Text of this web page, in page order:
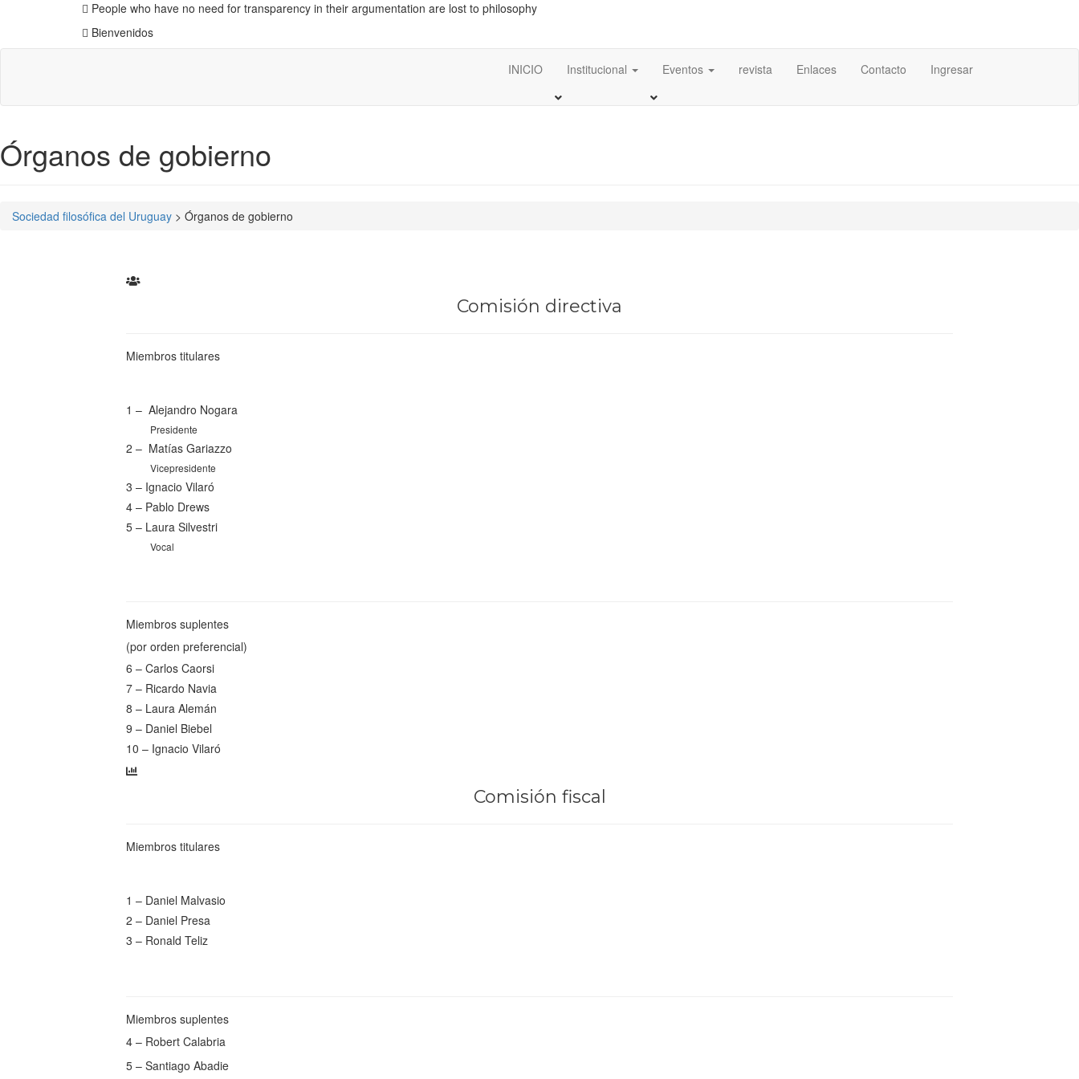
People who have no need for transparency in their argumentation are lost to philosophy
Bienvenidos
INICIO Institucional Eventos revista Enlaces Contacto Ingresar
Órganos de gobierno
Sociedad filosófica del Uruguay > Órganos de gobierno
Comisión directiva
Miembros titulares
1 – Alejandro Nogara
Presidente
2 – Matías Gariazzo
Vicepresidente
3 – Ignacio Vilaró
4 – Pablo Drews
5 – Laura Silvestri
Vocal
Miembros suplentes
(por orden preferencial)
6 – Carlos Caorsi
7 – Ricardo Navia
8 – Laura Alemán
9 – Daniel Biebel
10 – Ignacio Vilaró
Comisión fiscal
Miembros titulares
1 – Daniel Malvasio
2 – Daniel Presa
3 – Ronald Teliz
Miembros suplentes
4 – Robert Calabria
5 – Santiago Abadie